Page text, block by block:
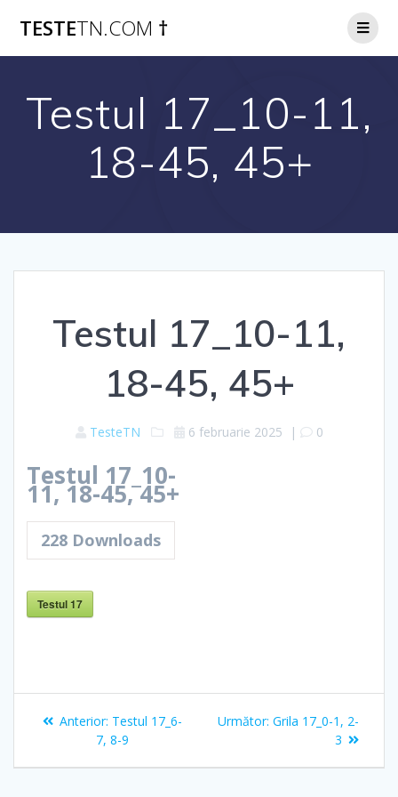
TESTETN.COM †
Testul 17_10-11,
18-45, 45+
Testul 17_10-11,
18-45, 45+
TesteTN 6 februarie 2025 | 0
Testul 17_10-
11, 18-45, 45+
228 Downloads
Testul 17
Navigare
Anterior: Articolul
anterior:
Testul 17_6-
7, 8-9
Următor: Articolul
Grila 17_0-1, 2-
3